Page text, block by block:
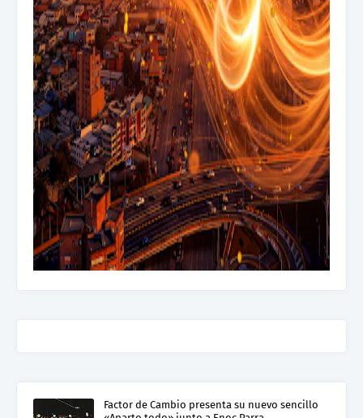
Factor de Cambio presenta su nuevo sencillo